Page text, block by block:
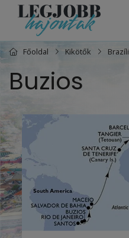
Főoldal Kikötők
Buzios